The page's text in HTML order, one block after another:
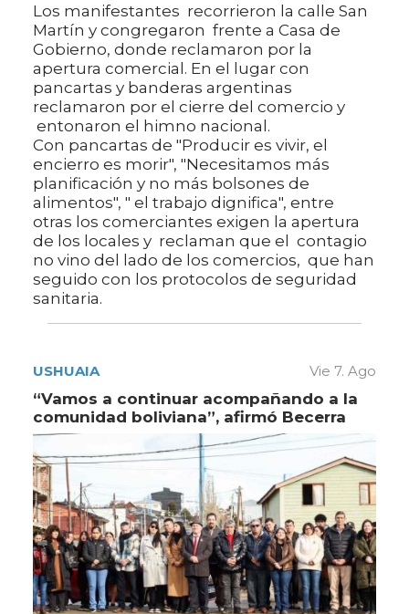
Los manifestantes recorrieron la calle San
Martín y congregaron frente a Casa de
Gobierno, donde reclamaron por la
apertura comercial. En el lugar con
pancartas y banderas argentinas
reclamaron por el cierre del comercio y
entonaron el himno nacional.
Con pancartas de "Producir es vivir, el
encierro es morir", "Necesitamos más
planificación y no más bolsones de
alimentos", " el trabajo dignifica", entre
otras los comerciantes exigen la apertura
de los locales y reclaman que el contagio
no vino del lado de los comercios, que han
seguido con los protocolos de seguridad
sanitaria.
USHUAIA Vie 7. Ago
“Vamos a continuar acompañando a la
comunidad boliviana”, afirmó Becerra